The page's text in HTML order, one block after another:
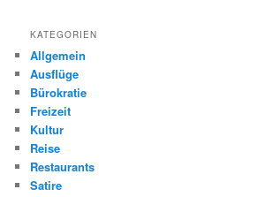
KATEGORIEN
Allgemein
Ausflüge
Bürokratie
Freizeit
Kultur
Reise
Restaurants
Satire